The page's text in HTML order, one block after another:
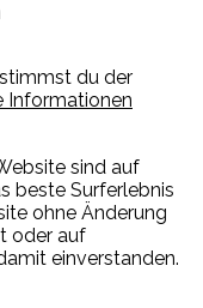
du der
Informationen
sind auf
beste Surferlebnis
ohne Änderung
oder auf
einverstanden.